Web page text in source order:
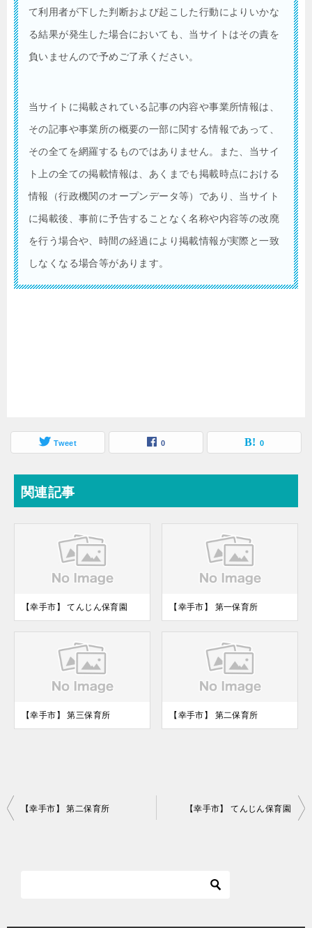
て利用者が下した判断および起こした行動によりいかな
る結果が発生した場合においても、当サイトはその責を
負いませんので予めご了承ください。
当サイトに掲載されている記事の内容や事業所情報は、
その記事や事業所の概要の一部に関する情報であって、
その全てを網羅するものではありません。また、当サイ
ト上の全ての掲載情報は、あくまでも掲載時点における
情報（行政機関のオープンデータ等）であり、当サイト
に掲載後、事前に予告することなく名称や内容等の改廃
を行う場合や、時間の経過により掲載情報が実際と一致
しなくなる場合等があります。
Tweet 0 0
関連記事
【幸手市】 てんじん保育園 【幸手市】 第一保育所
【幸手市】 第三保育所 【幸手市】 第二保育所
投
【幸手市】 第二保育所 【幸手市】 てんじん保育園